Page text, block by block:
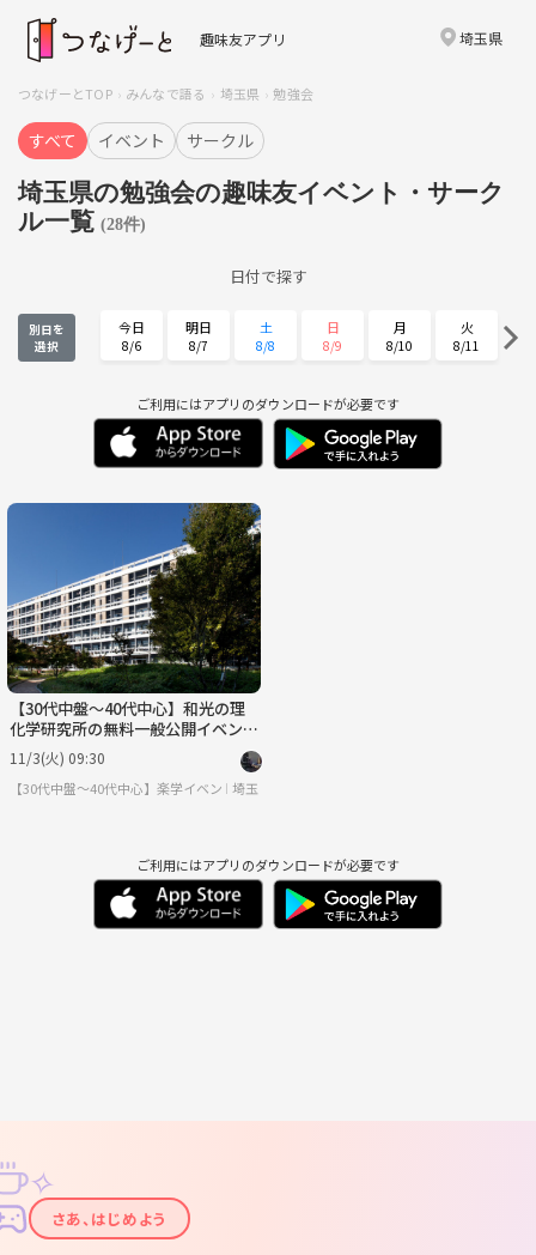
趣味友アプリ 埼玉県
つなげーとTOP みんなで語る 埼玉県 勉強会
すべて イベント サークル
埼玉県の勉強会の趣味友イベント・サーク
ル一覧 (28件)
日付で探す
別日を
選択
今日
8/6
明日
8/7
土
8/8
日
8/9
月
8/10
火
8/11
8/12 8/13 8/14 8/15 8/16
火
8/18
水
8/19
金
8/21
土
8/22
8/25 8/26
8/30
月
8/31
火
ご利用にはアプリのダウンロードが必要です
【30代中盤〜40代中心】和光の理
化学研究所の無料一般公開イベント
参加&ランチ
11/3(火) 09:30
【30代中盤〜40代中心】楽学イベント・勉強会コミュニティ
埼玉
ご利用にはアプリのダウンロードが必要です
✦
✧
さあ、はじめよう